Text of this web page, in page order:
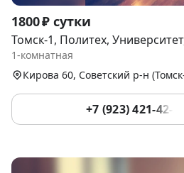
Item
1
of
6
1800 ₽ сутки
Томск-1, Политех,
1-комнатная
Кирова 60, Советский р-н
+7 (923) 421-42-28